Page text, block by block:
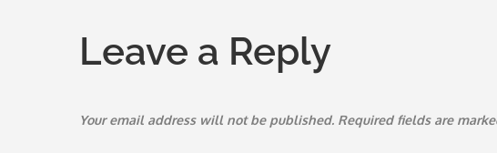
Leave a Reply
Your email address will not be published. Required fields are